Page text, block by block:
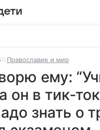
Православие и мир
ему:
он в тик-
знать о